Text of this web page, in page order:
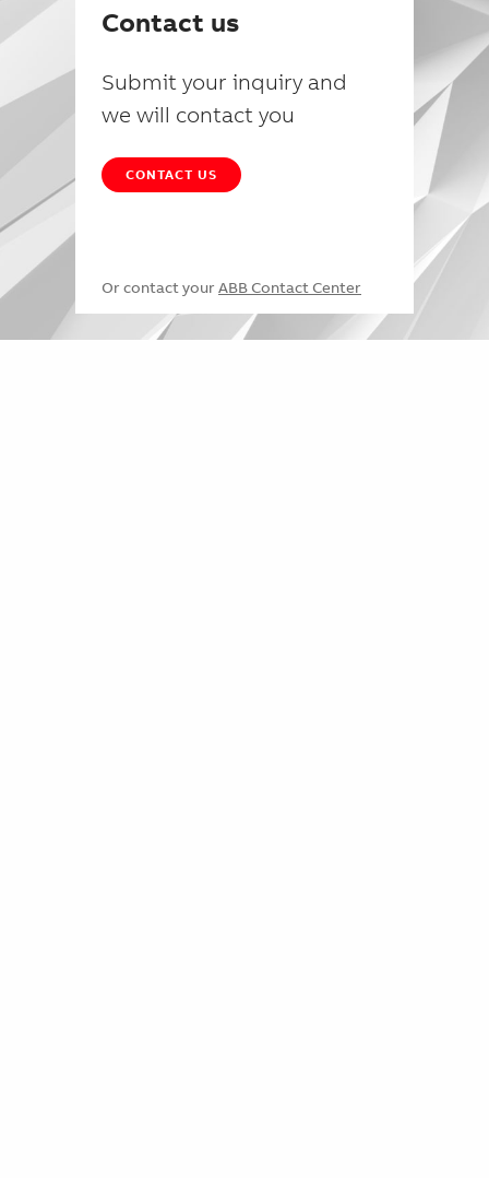
Contact us
Submit your inquiry and
we will contact you
CONTACT US
Or contact your ABB Contact Center